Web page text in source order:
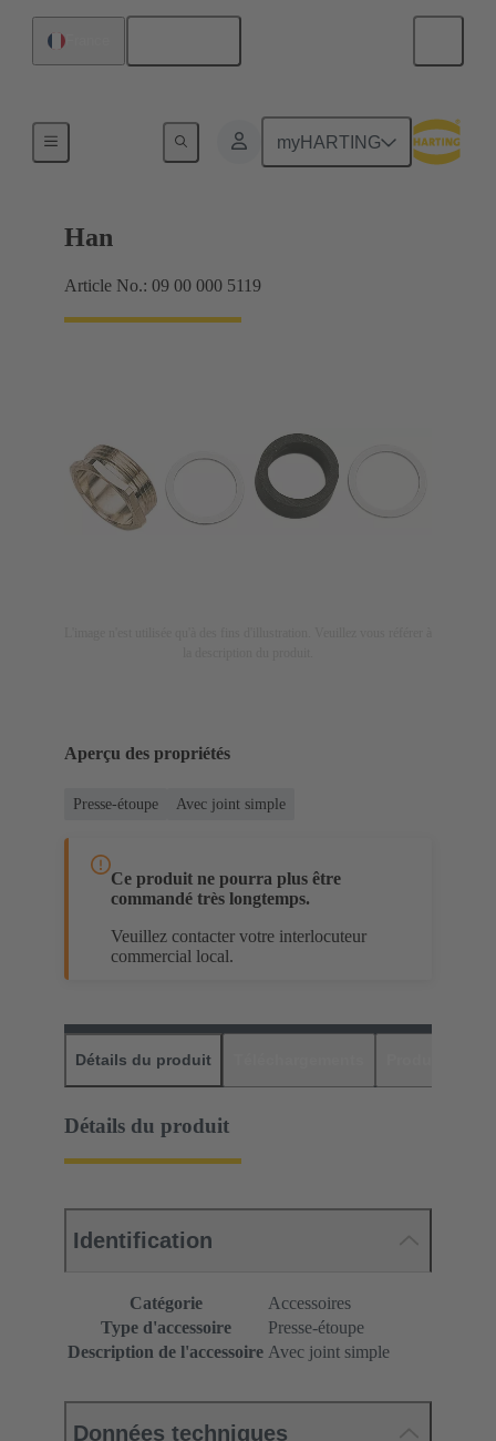
myHARTING
Presse-étoupes
Han
Article No.: 09 00 000 5119
Aperçu des propriétés
Presse-étoupe Avec joint simple
Ce produit ne pourra plus être
commandé très longtemps.
Veuillez contacter votre interlocuteur
commercial local.
Détails du produit
Détails du produit
Identification
Catégorie
Accessoires
Type d'accessoire
Presse-étoupe
Description de l'accessoire Avec joint simple
Données techniques